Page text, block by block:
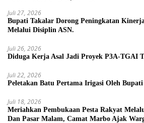
Juli 27, 2026
Bupati Takalar Dorong Peningkatan
Melalui Disiplin ASN.
Juli 26, 2026
Diduga Kerja Asal Jadi Proyek P3A-TGAI
Juli 22, 2026
Peletakan Batu Pertama Irigasi Oleh
Juli 18, 2026
Meriahkan Pembukaan Pesta Rakyat
Dan Pasar Malam, Camat Marbo Ajak